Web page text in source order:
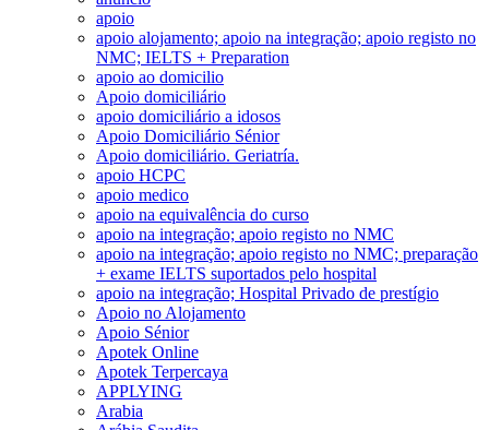
apoio
apoio alojamento; apoio na integração; apoio registo no
NMC; IELTS + Preparation
apoio ao domicilio
Apoio domiciliário
apoio domiciliário a idosos
Apoio Domiciliário Sénior
Apoio domiciliário. Geriatría.
apoio HCPC
apoio medico
apoio na equivalência do curso
apoio na integração; apoio registo no NMC
apoio na integração; apoio registo no NMC; preparação
+ exame IELTS suportados pelo hospital
apoio na integração; Hospital Privado de prestígio
Apoio no Alojamento
Apoio Sénior
Apotek Online
Apotek Terpercaya
APPLYING
Arabia